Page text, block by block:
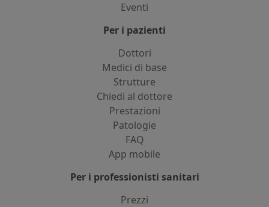
Eventi
Per i pazienti
Dottori
Medici di base
Strutture
Chiedi al dottore
Prestazioni
Patologie
FAQ
App mobile
Per i professionisti sanitari
Prezzi